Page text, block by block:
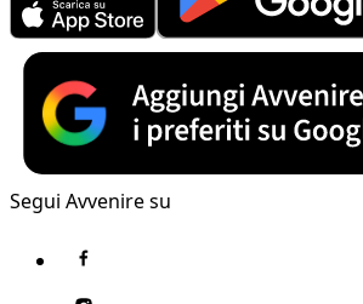
Segui Avvenire su